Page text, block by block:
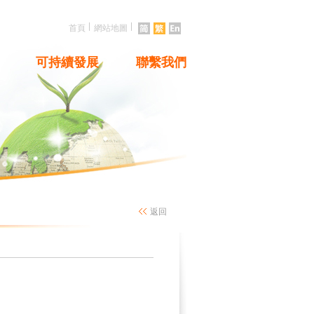
首頁 網站地圖
可持續發展 聯繫我們
返回